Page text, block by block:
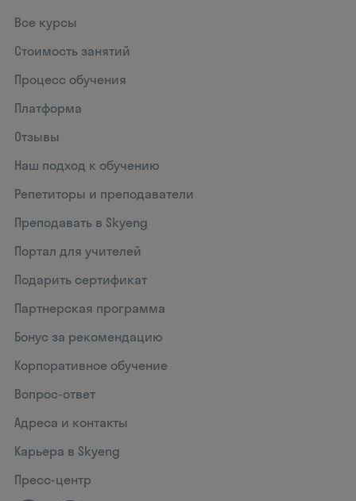
Все курсы
Стоимость занятий
Процесс обучения
Платформа
Отзывы
Наш подход к обучению
Репетиторы и преподаватели
Преподавать в Skyeng
Портал для учителей
Подарить сертификат
Партнерская программа
Бонус за рекомендацию
Корпоративное обучение
Вопрос-ответ
Адреса и контакты
Карьера в Skyeng
Пресс-центр